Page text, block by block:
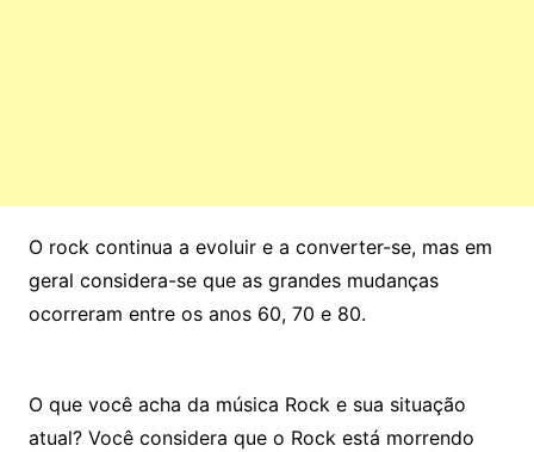
O rock continua a evoluir e a converter-se, mas em
geral considera-se que as grandes mudanças
ocorreram entre os anos 60, 70 e 80.
O que você acha da música Rock e sua situação
atual? Você considera que o Rock está morrendo